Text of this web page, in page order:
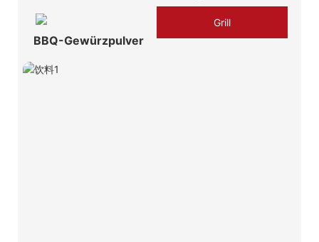
BBQ-Gewürzpulver
Grill